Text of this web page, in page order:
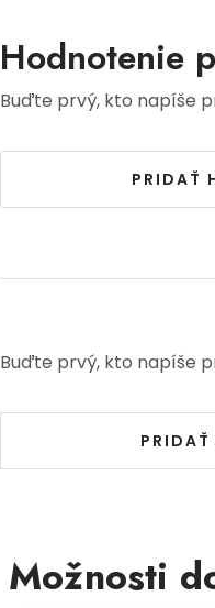
Hodnotenie
Buďte prvý, kto napíše
PRIDAŤ
Buďte prvý, kto napíše
PRIDAŤ
Možnosti